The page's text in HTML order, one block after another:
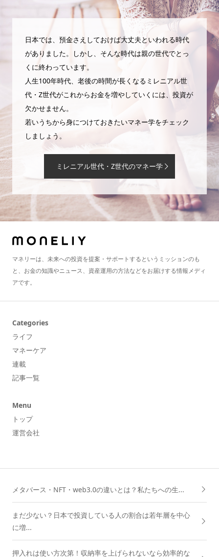
日本では、預金さえしておけば大丈夫といわれる時代
がありました。しかし、そんな時代は親の世代でとっ
くに終わっています。
人生100年時代、老後の時間が長くなるミレニアル世
代・Z世代がこれからお金を増やしていくには、投資が
欠かせません。
若いうちから身につけておきたいマネー学をチェック
しましょう。
ミレニアル世代・Z世代のマネー学
マネリーは、未来への投資を提案・サポートするというミッションのも
と、お金の知識やニュース、資産運用の方法などをお届けする情報メディ
アです。
Categories
ライフ
マネーケア
連載
記事一覧
Menu
トップ
運営会社
メタバース・NFT・web3.0の違いとは？私たちへの生...
まだ少ない？日本で投資している人の割合は若年層を中心
に増...
押入れは使い方次第！収納率を上げられないなら効率的な